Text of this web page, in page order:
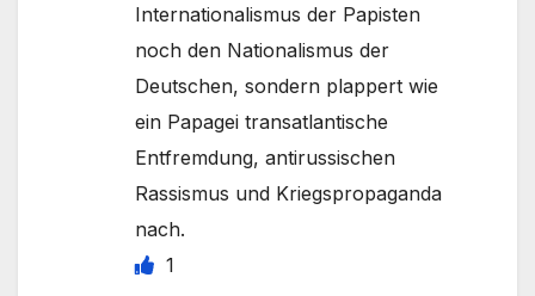
Internationalismus der Papisten
noch den Nationalismus der
Deutschen, sondern plappert wie
ein Papagei transatlantische
Entfremdung, antirussischen
Rassismus und Kriegspropaganda
nach.
1